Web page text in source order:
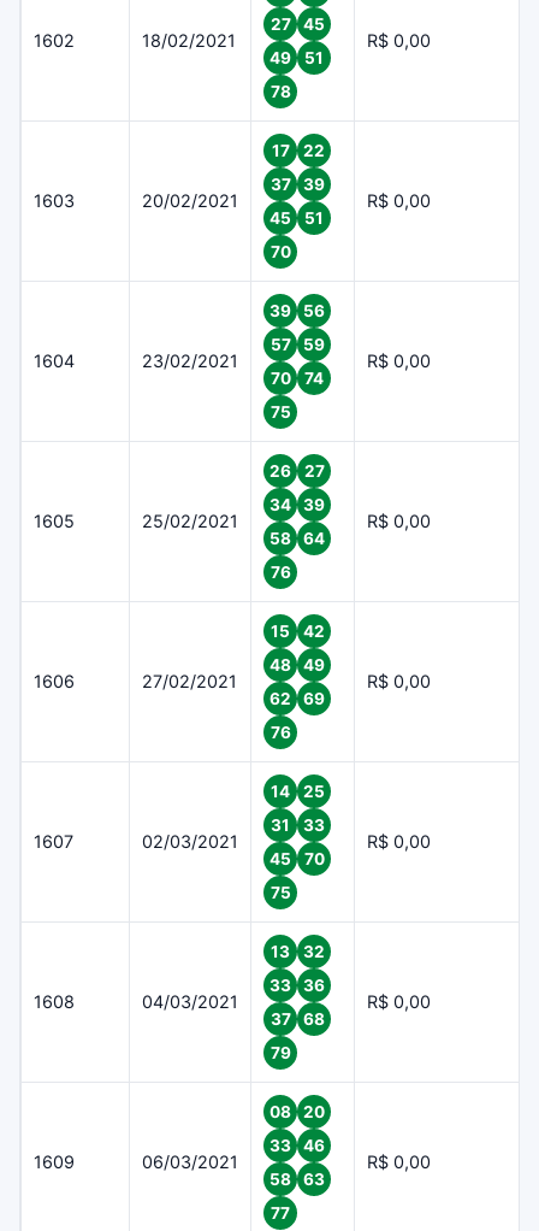
1602 18/02/2021
27
45
49
51
78
R$ 0,00
1603 20/02/2021
17
22
37
39
45
51
70
R$ 0,00
1604 23/02/2021
39
56
57
59
70
74
75
R$ 0,00
1605 25/02/2021
26
27
34
39
58
64
76
R$ 0,00
1606 27/02/2021
15
42
48
49
62
69
76
R$ 0,00
1607 02/03/2021
14
25
31
33
45
70
75
R$ 0,00
1608 04/03/2021
13
32
33
36
37
68
79
R$ 0,00
1609 06/03/2021
08
20
33
46
58
63
77
R$ 0,00